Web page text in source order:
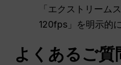
「エクストリーム
120fps」を明示的
よくあるご質